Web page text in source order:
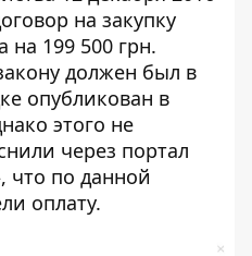
на закупку
на 199 500 грн.
должен был в
опубликован в
этого не
через портал
по данной
оплату.